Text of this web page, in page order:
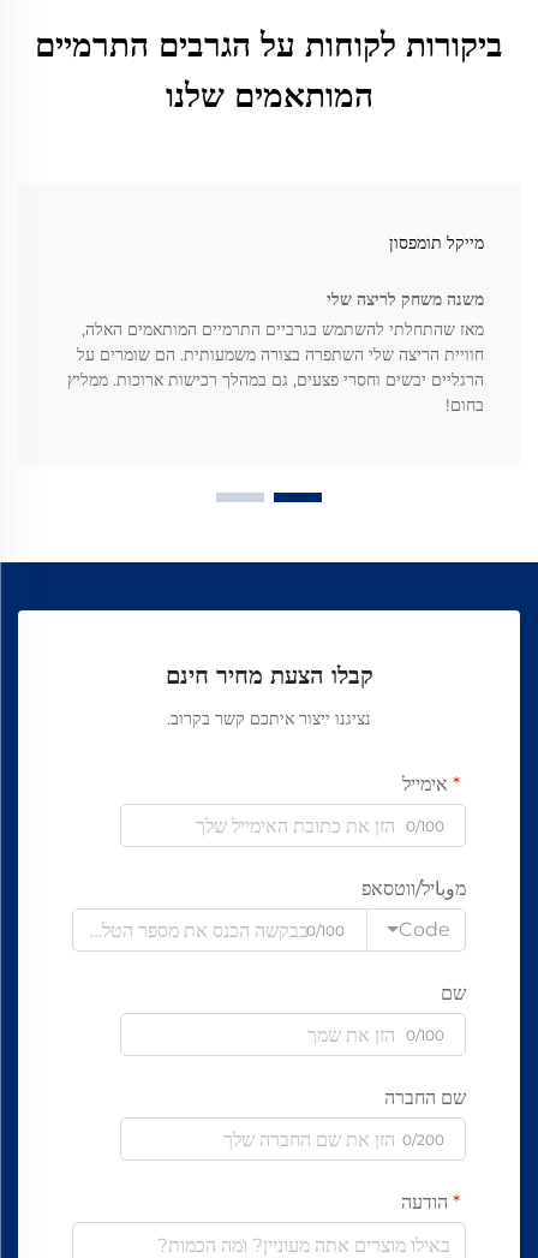
ביקורות לקוחות על הגרבים התרמיים
המותאמים שלנו
מייקל תומפסון
משנה משחק לריצה שלי
מאז שהתחלתי להשתמש בגרביים התרמיים המותאמים האלה,
חוויית הריצה שלי השתפרה בצורה משמעותית. הם שומרים על
הרגליים יבשים וחסרי פצעים, גם במהלך רכישות ארוכות. ממליץ
בחום!
קבלו הצעת מחיר חינם
נציגנו ייצור איתכם קשר בקרוב.
אימייל
0/100
מوباיל/ווטסאפ
Code
0/100
שם
0/100
שם החברה
0/200
הודעה